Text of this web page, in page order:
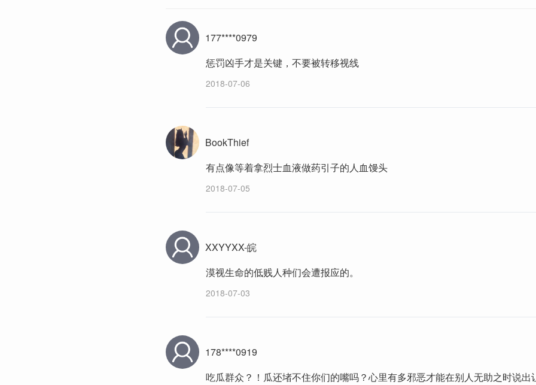
177****0979
惩罚凶手才是关键，不要被转移视线
2018-07-06
BookThief
有点像等着拿烈士血液做药引子的人血馒头
2018-07-05
XXYYXX-皖
漠视生命的低贱人种们会遭报应的。
2018-07-03
178****0919
吃瓜群众？！瓜还堵不住你们的嘴吗？心里有多邪恶才能在别人无助之时说出